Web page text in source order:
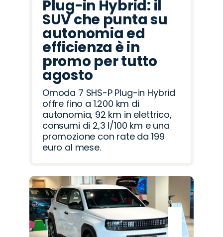
Plug-in Hybrid: il
SUV che punta su
autonomia ed
efficienza è in
promo per tutto
agosto
Omoda 7 SHS-P Plug-in Hybrid
offre fino a 1.200 km di
autonomia, 92 km in elettrico,
consumi di 2,3 l/100 km e una
promozione con rate da 199
euro al mese.